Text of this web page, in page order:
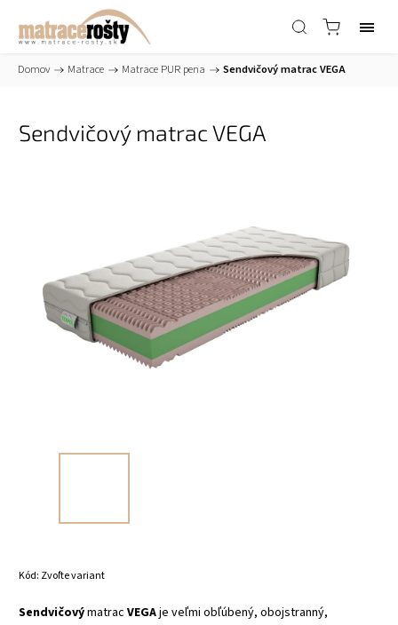
Domov / Matrace / Matrace PUR pena / Sendvičový matrac VEGA
Sendvičový matrac VEGA
Kód: Zvoľte variant
Sendvičovýmatrac VEGAje veľmi obľúbený, obojstranný,